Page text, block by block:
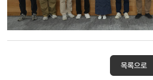
목록으로